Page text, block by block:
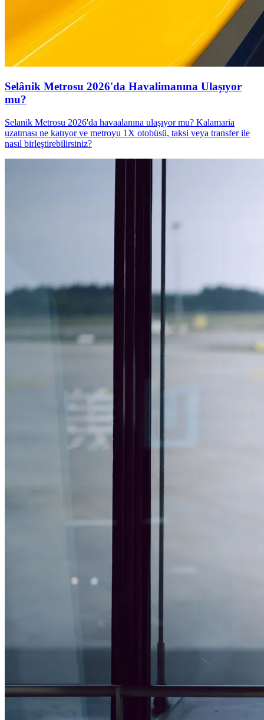
Selânik Metrosu 2026'da Havalimanına Ulaşıyor
mu?
Selanik Metrosu 2026'da havaalanına ulaşıyor mu? Kalamaria
uzatması ne katıyor ve metroyu 1X otobüsü, taksi veya transfer ile
nasıl birleştirebilirsiniz?